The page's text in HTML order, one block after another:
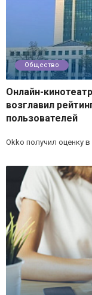
Общество
Онлайн-
возглавил
пользователей
Okko получил оценку